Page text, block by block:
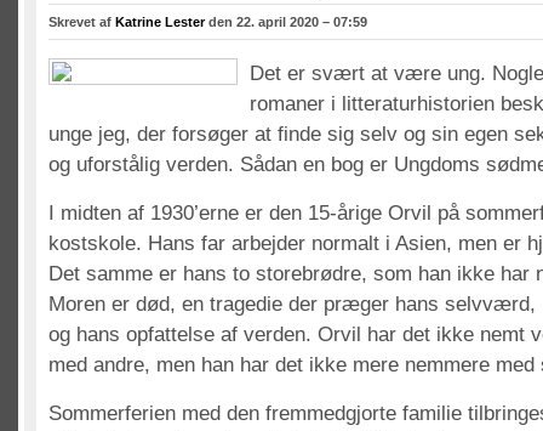
Skrevet af Katrine Lesterden 22. april 2020 – 07:59
Det er svært at være ung.
romaner i litteraturhistorien
unge jeg, der forsøger at finde sig selv og sin egen
og uforstålig verden. Sådan en bog er Ungdoms
I midten af 1930’erne er den 15-årige Orvil på
kostskole. Hans far arbejder normalt i Asien, men er
Det samme er hans to storebrødre, som han ikke
Moren er død, en tragedie der præger hans selvværd,
og hans opfattelse af verden. Orvil har det ikke nemt
med andre, men han har det ikke mere nemmere med
Sommerferien med den fremmedgjorte familie